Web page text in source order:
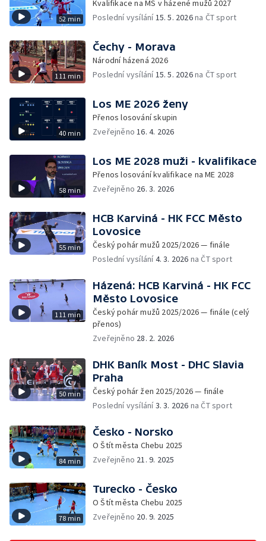
52 min
Kvalifikace na MS v házené mužů 2027
Poslední vysílání15. 5. 2026na ČT sport
111 min
Čechy - Morava
Národní házená 2026
Poslední vysílání15. 5. 2026na ČT sport
40 min
Los ME 2026 ženy
Přenos losování skupin
Zveřejněno16. 4. 2026
58 min
Los ME 2028 muži - kvalifikace
Přenos losování kvalifikace na ME 2028
Zveřejněno 26. 3. 2026
55 min
HCB Karviná - HK FCC Město
Lovosice
Český pohár mužů 2025/2026 — finále
Poslední vysílání4. 3. 2026 na ČT sport
111 min
Házená: HCB Karviná - HK FCC
Město Lovosice
Český pohár mužů 2025/2026 — finále (celý
přenos)
Zveřejněno 28. 2. 2026
50 min
DHK Baník Most - DHC Slavia
Praha
Český pohár žen 2025/2026 — finále
Poslední vysílání3. 3. 2026 na ČT sport
84 min
Česko - Norsko
O Štít města Chebu 2025
Zveřejněno 21. 9. 2025
78 min
Turecko - Česko
O Štít města Chebu 2025
Zveřejněno 20. 9. 2025